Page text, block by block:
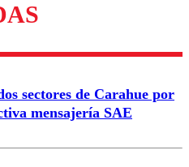
Enviar comentario
sectores de Carahue por
mensajería SAE